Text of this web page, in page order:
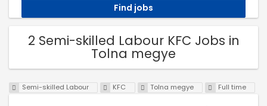
2 Semi-skilled Labour KFC Jobs in
Tolna megye
Semi-skilled Labour KFC Tolna megye Full time